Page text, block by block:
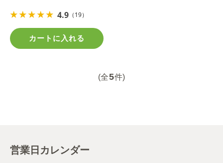
4.9 （19）
カートに入れる
(全5件)
営業日カレンダー